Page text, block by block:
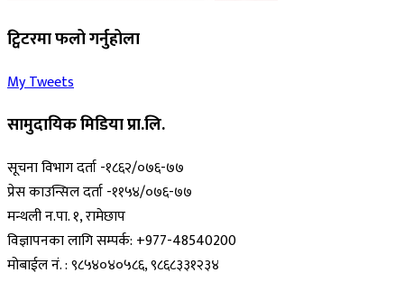
ट्विटरमा फलो गर्नुहोला
My Tweets
सामुदायिक मिडिया प्रा.लि.
सूचना विभाग दर्ता -१८६२/०७६-७७
प्रेस काउन्सिल दर्ता -११५४/०७६-७७
मन्थली न.पा. १, रामेछाप
विज्ञापनका लागि सम्पर्क: +977-48540200
मोबाईल नं. : ९८५४०४०५८६, ९८६८३३१२३४